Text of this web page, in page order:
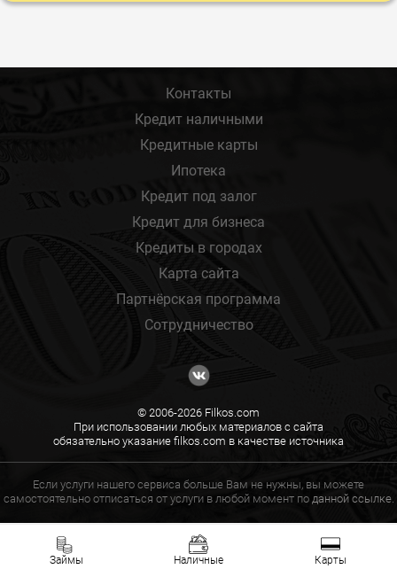
Займы Наличные Карты
Контакты
Кредит наличными
Кредитные карты
Ипотека
Кредит под залог
Кредит для бизнеса
Кредиты в городах
Карта сайта
Партнёрская программа
Сотрудничество
© 2006-2026 Filkos.com
При использовании любых материалов с сайта
обязательно указание filkos.com в качестве источника
Если услуги нашего сервиса больше Вам не нужны, вы можете
самостоятельно отписаться от услуги в любой момент по данной ссылке.